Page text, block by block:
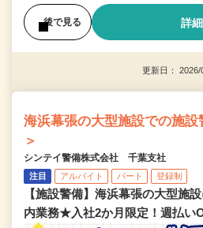
後で見る 詳
更新日：
海浜幕張の大型施設での施設
＞
シンテイ警備株式会社 千葉支社
注目 アルバイト パート 登録制
【施設警備】海浜幕張の大型施
内業務★入社2か月限定！週払い